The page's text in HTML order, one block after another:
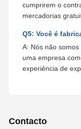
cumprirem o
mercadorias
Q5: Você é
A: Nós não
uma empresa
experiência de
Contacto